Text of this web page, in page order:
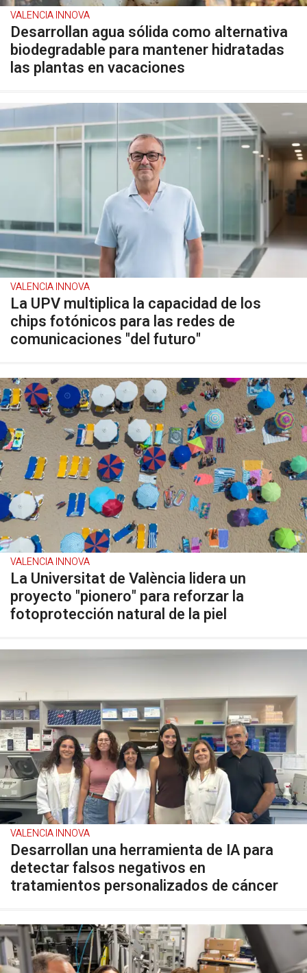
VALENCIA INNOVA
Desarrollan agua sólida como alternativa
biodegradable para mantener hidratadas
las plantas en vacaciones
VALENCIA INNOVA
La UPV multiplica la capacidad de los
chips fotónicos para las redes de
comunicaciones "del futuro"
VALENCIA INNOVA
La Universitat de València lidera un
proyecto "pionero" para reforzar la
fotoprotección natural de la piel
VALENCIA INNOVA
Desarrollan una herramienta de IA para
detectar falsos negativos en
tratamientos personalizados de cáncer